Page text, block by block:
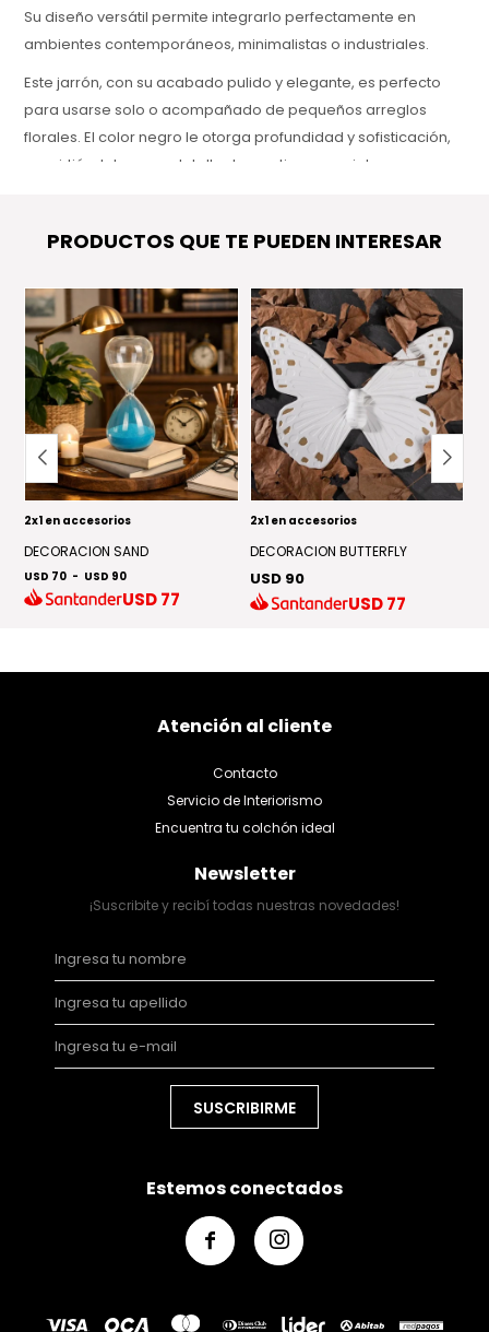
Su diseño versátil permite integrarlo perfectamente en
ambientes contemporáneos, minimalistas o industriales.
Este jarrón, con su acabado pulido y elegante, es perfecto
para usarse solo o acompañado de pequeños arreglos
florales. El color negro le otorga profundidad y sofisticación,
convirtiéndolo en un detalle decorativo esencial para
PRODUCTOS QUE TE PUEDEN INTERESAR
2x1 en accesorios
DECORACION SAND
USD 70 - USD 90
USD77
2x1 en accesorios
DECORACION BUTTERFLY
USD 90
USD77
Atención al cliente
Contacto
Servicio de Interiorismo
Encuentra tu colchón ideal
Newsletter
¡Suscribite y recibí todas nuestras novedades!
SUSCRIBIRME
Estemos conectados
 